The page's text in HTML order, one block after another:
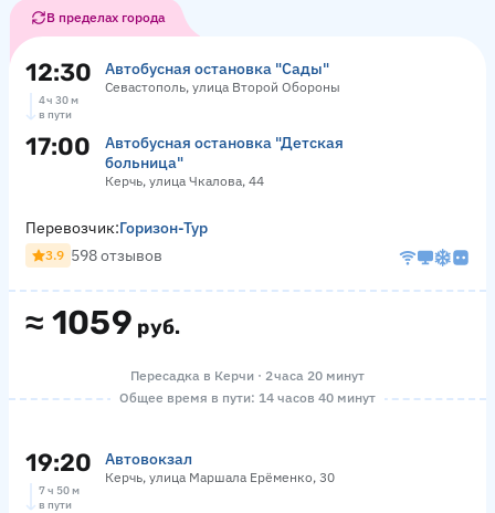
В пределах города
12:30 Автобусная остановка "Сады"
Севастополь, улица Второй Обороны
4 ч 30 м
в пути
17:00
Автобусная остановка "Детская
больница"
Керчь, улица Чкалова, 44
≈ 1059 руб.
Перевозчик:Горизон-Тур
3.9 598 отзывов
Пересадка в Керчи · 2 часа 20 минут
Общее время в пути: 14 часов 40 минут
19:20 Автовокзал
Керчь, улица Маршала Ерёменко, 30
7 ч 50 м
в пути